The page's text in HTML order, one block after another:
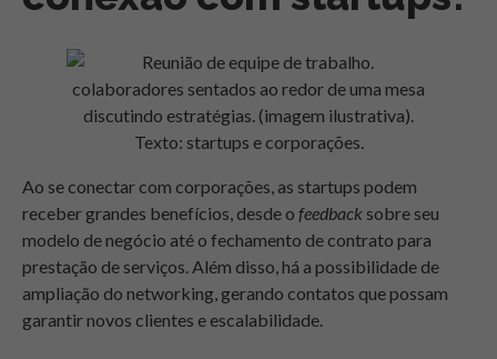
Ao se conectar com corporações, as startups podem
receber grandes benefícios, desde o feedback sobre seu
modelo de negócio até o fechamento de contrato para
prestação de serviços. Além disso, há a possibilidade de
ampliação do networking, gerando contatos que possam
garantir novos clientes e escalabilidade.